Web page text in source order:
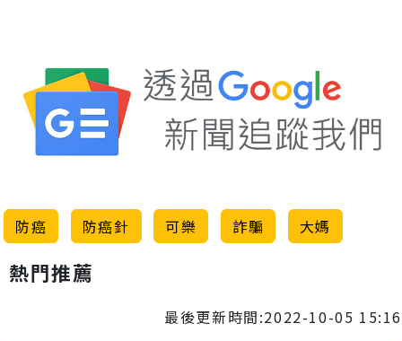
防癌 防癌針 可樂 詐騙 大媽
熱門推薦
最後更新時間:2022-10-05 15:16